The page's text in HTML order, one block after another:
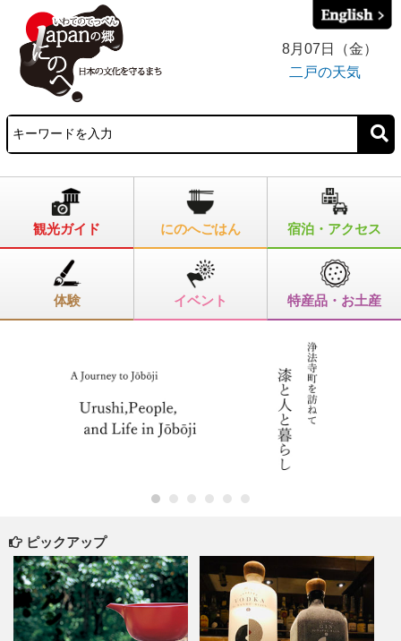
8月07日（金）
二戸の天気
観光ガイド にのへごはん 宿泊・アクセス
体験 イベント 特産品・お土産
ピックアップ